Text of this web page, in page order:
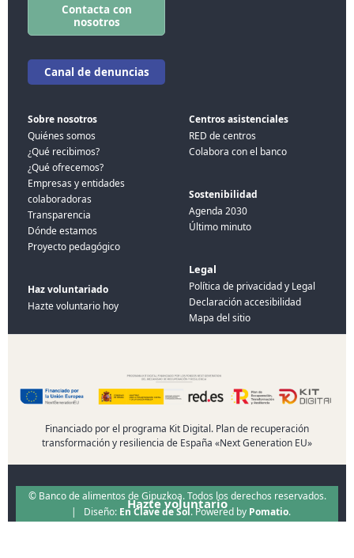
Contacta con
nosotros
Canal de denuncias
Sobre nosotros
Quiénes somos
¿Qué recibimos?
¿Qué ofrecemos?
Empresas y entidades
colaboradoras
Transparencia
Dónde estamos
Proyecto pedagógico
Haz voluntariado
Hazte voluntario hoy
Centros asistenciales
RED de centros
Colabora con el banco
Sostenibilidad
Agenda 2030
Último minuto
Legal
Política de privacidad y Legal
Declaración accesibilidad
Mapa del sitio
Financiado por el programa Kit Digital. Plan de recuperación
transformación y resiliencia de España «Next Generation EU»
Hazte voluntario
© Banco de alimentos de Gipuzkoa. Todos los derechos reservados.
| Diseño: En Clave de Sol. Powered by Pomatio.